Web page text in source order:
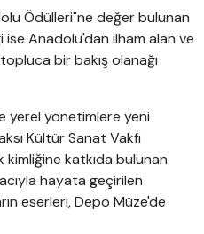
Ödülleri"ne değer bulunan
ise Anadolu'dan ilham alan ve
bir bakış olanağı
yerel yönetimlere yeni
Kültür Sanat Vakfı
katkıda bulunan
hayata geçirilen
eserleri, Depo Müze'de